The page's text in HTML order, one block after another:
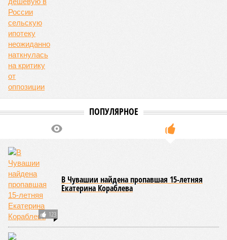
В регионе учреждены удостоверения мастеров спорта по
борьбе керешу
В регионе учреждены удостоверения мастеров спорта по борьбе керешу
В Чувашской Республике последовательно реализуются меры,
направленные на повышение статуса и институциональное
развитие национальной борьбы на поясах керешу.
Региональные власти не ограничились
дисциплины в качестве приоритетной, но также утвердили
официальную систему спортивных званий и
ведомственных знаков отличия, закрепив
соответствующие положения и образцы наградных
атрибутов на уровне правительства субъекта. Согласно
обнародованным материалам, введены удостоверения и
нагрудные знаки мастера спорта Чувашии международного
класса по керешу, а также мастера спорта Чувашии.